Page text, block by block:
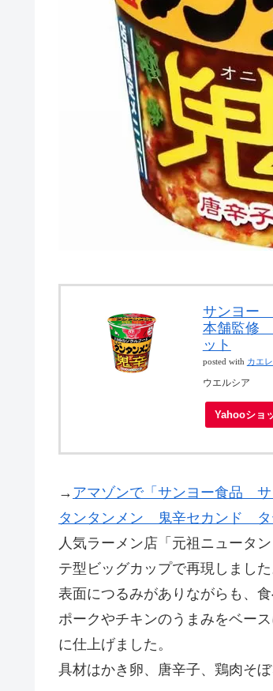
サンヨー
本舗監修
ット
posted with カエ
ウエルシア
Yahooショ
→ アマゾンで「サンヨー食品
タンタンメン 鬼辛セカンド タ
人気ラーメン店「元祖ニュータ
テ型ビッグカップで再現しました
表面につるみがありながらも、
ポークやチキンのうまみをベー
に仕上げました。
具材はかき卵、唐辛子、鶏肉そぼ